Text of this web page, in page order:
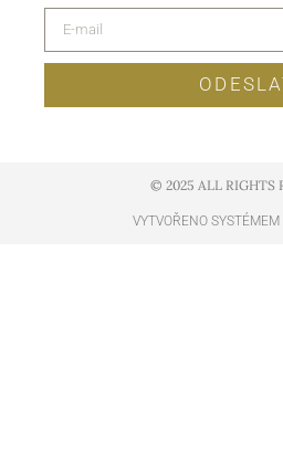
© 2025 ALL RIGHTS
VYTVOŘENO SYSTÉMEM